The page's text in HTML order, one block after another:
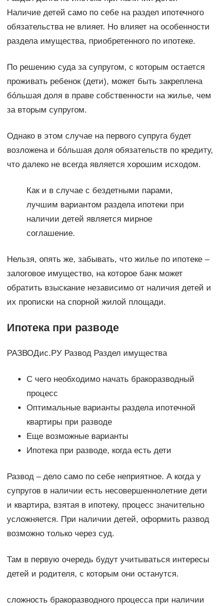
Наличие детей само по себе на раздел ипотечного
обязательства не влияет. Но влияет на особенности
раздела имущества, приобретенного по ипотеке.
По решению суда за супругом, с которым остается
проживать ребенок (дети), может быть закреплена
бóльшая доля в праве собственности на жилье, чем
за вторым супругом.
Однако в этом случае на первого супруга будет
возложена и бóльшая доля обязательств по кредиту,
что далеко не всегда является хорошим исходом.
Как и в случае с бездетными парами,
лучшим вариантом раздела ипотеки при
наличии детей является мирное
соглашение.
Нельзя, опять же, забывать, что жилье по ипотеке –
залоговое имущество, на которое банк может
обратить взыскание независимо от наличия детей и
их прописки на спорной жилой площади.
Ипотека при разводе
РАЗВОДис.РУ Развод Раздел имущества
С чего необходимо начать бракоразводный
процесс
Оптимальные варианты раздела ипотечной
квартиры при разводе
Еще возможные варианты
Ипотека при разводе, когда есть дети
Развод – дело само по себе неприятное. А когда у
супругов в наличии есть несовершеннолетние дети
и квартира, взятая в ипотеку, процесс значительно
усложняется. При наличии детей, оформить развод
возможно только через суд.
Там в первую очередь будут учитываться интересы
детей и родителя, с которым они останутся.
сложность бракоразводного процесса при наличии